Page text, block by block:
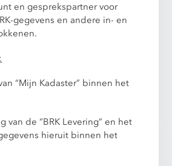
en gesprekspartner voor
gegevens en andere in- en
“Mijn Kadaster” binnen het
van de “BRK Levering” en het
hieruit binnen het